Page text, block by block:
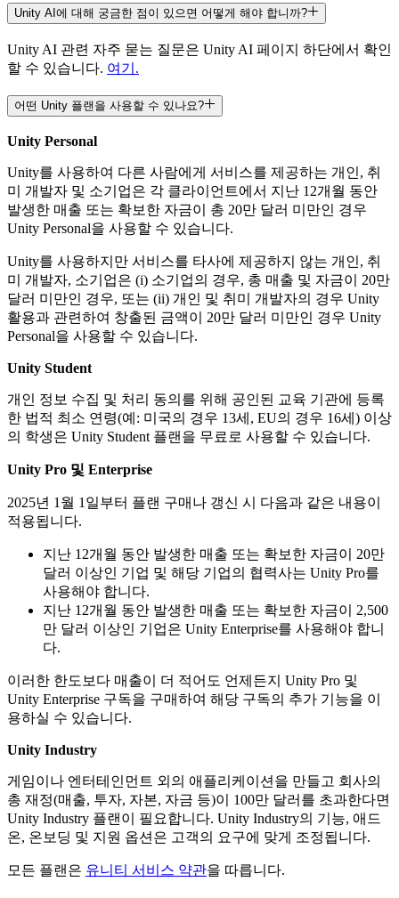
US$2,310.00
개별 가격
개별 가격
생성
Unity 엔진
유니티 AI
월간 구독 필수
월간 구독 필수
유니티 AI 크레딧
Unity AI에 대해 궁금한 점이 있으면 어떻게 해야 합니까?
Unity AI 관련 자주 묻는 질문은 Unity AI 페이지 하단에서 확인
할 수 있습니다. 여기.
어떤 Unity 플랜을 사용할 수 있나요?
Unity Personal
Unity를 사용하여 다른 사람에게 서비스를 제공하는 개인, 취
미 개발자 및 소기업은 각 클라이언트에서 지난 12개월 동안
발생한 매출 또는 확보한 자금이 총 20만 달러 미만인 경우
Unity Personal을 사용할 수 있습니다.
Unity를 사용하지만 서비스를 타사에 제공하지 않는 개인, 취
미 개발자, 소기업은 (i) 소기업의 경우, 총 매출 및 자금이 20만
달러 미만인 경우, 또는 (ii) 개인 및 취미 개발자의 경우 Unity
활용과 관련하여 창출된 금액이 20만 달러 미만인 경우 Unity
Personal을 사용할 수 있습니다.
Unity Student
개인 정보 수집 및 처리 동의를 위해 공인된 교육 기관에 등록
한 법적 최소 연령(예: 미국의 경우 13세, EU의 경우 16세) 이상
의 학생은 Unity Student 플랜을 무료로 사용할 수 있습니다.
Unity Pro 및 Enterprise
2025년 1월 1일부터 플랜 구매나 갱신 시 다음과 같은 내용이
적용됩니다.
지난 12개월 동안 발생한 매출 또는 확보한 자금이 20만
달러 이상인 기업 및 해당 기업의 협력사는 Unity Pro를
사용해야 합니다.
지난 12개월 동안 발생한 매출 또는 확보한 자금이 2,500
만 달러 이상인 기업은 Unity Enterprise를 사용해야 합니
다.
이러한 한도보다 매출이 더 적어도 언제든지 Unity Pro 및
Unity Enterprise 구독을 구매하여 해당 구독의 추가 기능을 이
용하실 수 있습니다.
Unity Industry
게임이나 엔터테인먼트 외의 애플리케이션을 만들고 회사의
총 재정(매출, 투자, 자본, 자금 등)이 100만 달러를 초과한다면
Unity Industry 플랜이 필요합니다. Unity Industry의 기능, 애드
온, 온보딩 및 지원 옵션은 고객의 요구에 맞게 조정됩니다.
모든 플랜은 유니티 서비스 약관을 따릅니다.